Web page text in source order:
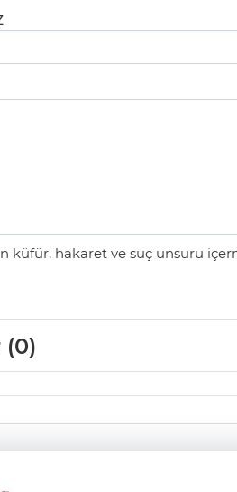
küfür, hakaret ve suç unsuru
(0)